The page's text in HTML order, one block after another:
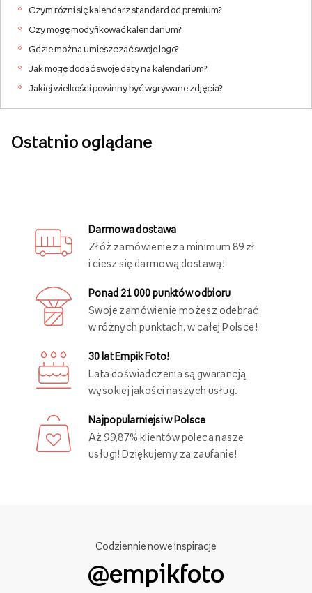
Czym różni się kalendarz standard od premium?
Czy mogę modyfikować kalendarium?
Gdzie można umieszczać swoje logo?
Jak mogę dodać swoje daty na kalendarium?
Jakiej wielkości powinny być wgrywane zdjęcia?
Ostatnio oglądane
Darmowa dostawa
Złóż zamówienie za minimum 89 zł
i ciesz się darmową dostawą!
Ponad 21 000 punktów odbioru
Swoje zamówienie możesz odebrać
w różnych punktach, w całej Polsce!
30 lat Empik Foto!
Lata doświadczenia są gwarancją
wysokiej jakości naszych usług.
Najpopularniejsi w Polsce
Aż 99,87% klientów poleca nasze
usługi! Dziękujemy za zaufanie!
Codziennie nowe inspiracje
@empikfoto